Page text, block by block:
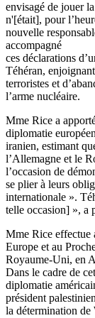
envisagé de jouer
n'[était], pour
nouvelle
accompagné
ces déclarations
Téhéran,
terroristes et
l’arme nucléaire.
Mme Rice a
diplomatie
iranien, estimant
l’Allemagne et le
l’occasion de
se plier à leurs
internationale ».
telle occasion] », a
Mme Rice effectue
Europe et au
Royaume-Uni, en
Dans le cadre de
diplomatie
président
la détermination de